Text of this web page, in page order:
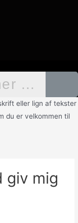
eller lign af tekster
du er velkommen til
giv mig